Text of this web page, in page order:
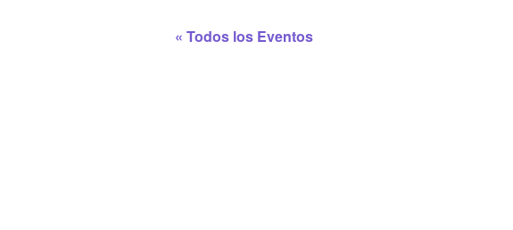
« Todos los Eventos